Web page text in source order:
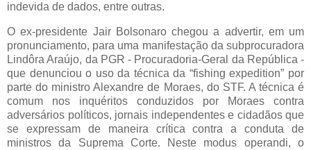
indevida de dados, entre outras.
O ex-presidente Jair Bolsonaro chegou a advertir, em um
pronunciamento, para uma manifestação da subprocuradora
Lindôra Araújo, da PGR - Procuradoria-Geral da República -
que denunciou o uso da técnica da “fishing expedition” por
parte do ministro Alexandre de Moraes, do STF. A técnica é
comum nos inquéritos conduzidos por Moraes contra
adversários políticos, jornais independentes e cidadãos que
se expressam de maneira crítica contra a conduta de
ministros da Suprema Corte. Neste modus operandi, o